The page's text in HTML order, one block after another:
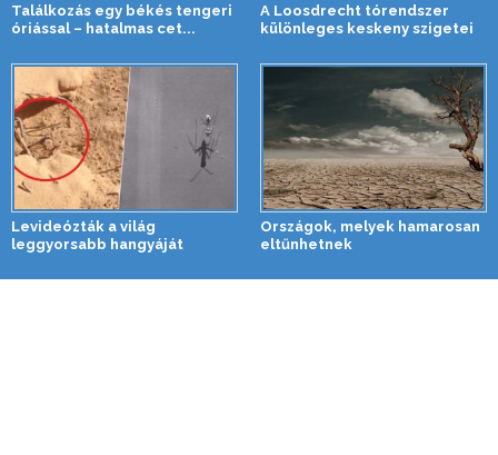
Találkozás egy békés tengeri
óriással – hatalmas cet...
A Loosdrecht tórendszer
különleges keskeny szigetei
Levideózták a világ
leggyorsabb hangyáját
Országok, melyek hamarosan
eltűnhetnek